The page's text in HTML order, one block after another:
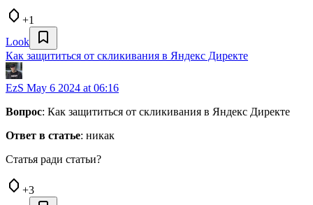
+1
Look
Как защититься от скликивания в Яндекс Директе
EzS May 6 2024 at 06:16
Вопрос: Как защититься от скликивания в Яндекс Директе
Ответ в статье: никак
Статья ради статьи?
+3